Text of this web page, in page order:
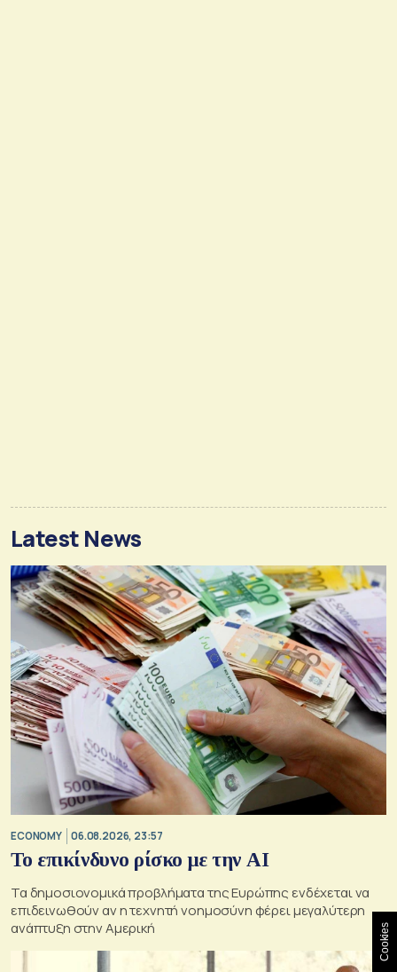
Latest News
ECONOMY 06.08.2026, 23:57
Το επικίνδυνο ρίσκο με την ΑΙ
Τα δημοσιονομικά προβλήματα της Ευρώπης ενδέχεται να
επιδεινωθούν αν η τεχνητή νοημοσύνη φέρει μεγαλύτερη
ανάπτυξη στην Αμερική
Cookies